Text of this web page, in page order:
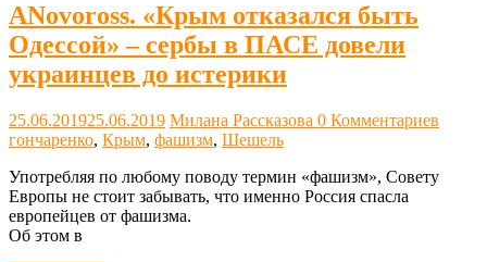
ANovoross. «Крым отказался быть
Одессой» – сербы в ПАСЕ довели
украинцев до истерики
25.06.201925.06.2019 Милана Рассказова 0 Комментариев
гончаренко, Крым, фашизм, Шешель
Употребляя по любому поводу термин «фашизм», Совету
Европы не стоит забывать, что именно Россия спасла
европейцев от фашизма.
Об этом в